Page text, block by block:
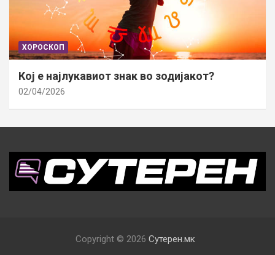
ХОРОСКОП
Кој е најлукавиот знак во зодијакот?
02/04/2026
Copyright © 2026 Сутерен.мк